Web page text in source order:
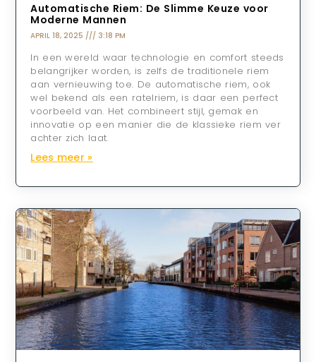
Automatische Riem: De Slimme Keuze voor
Moderne Mannen
APRIL 18, 2025 3:18 PM
In een wereld waar technologie en comfort steeds
belangrijker worden, is zelfs de traditionele riem
aan vernieuwing toe. De automatische riem, ook
wel bekend als een ratelriem, is daar een perfect
voorbeeld van. Het combineert stijl, gemak en
innovatie op een manier die de klassieke riem ver
achter zich laat.
Lees meer »